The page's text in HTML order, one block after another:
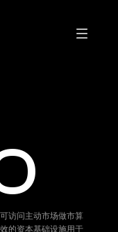
访问主动市场做市算
的资本基础设施用于